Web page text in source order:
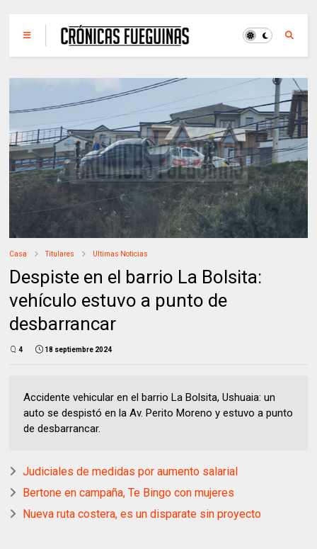
Casa Titulares Ultimas Noticias
Despiste en el barrio La Bolsita:
vehículo estuvo a punto de
desbarrancar
4 18 septiembre 2024
Accidente vehicular en el barrio La Bolsita, Ushuaia: un
auto se despistó en la Av. Perito Moreno y estuvo a punto
de desbarrancar.
Judiciales de medidas por aumento salarial
Bertone en campaña, Te Bingo con mujeres
Nueva ruta costera, es un disparate sin proyecto